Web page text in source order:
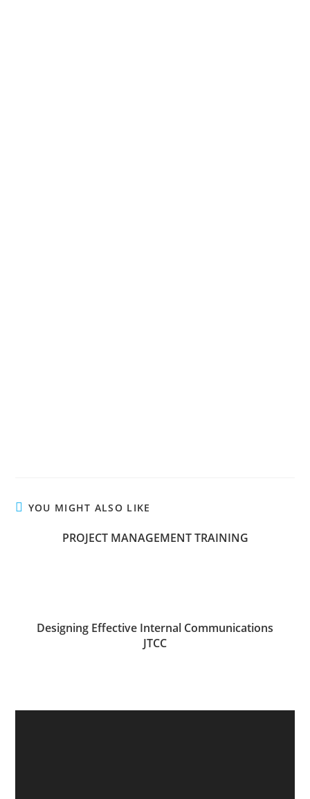
YOU MIGHT ALSO LIKE
PROJECT MANAGEMENT TRAINING
Designing Effective Internal Communications
JTCC